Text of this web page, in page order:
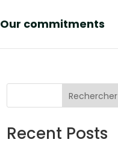
Our commitments
Rechercher
Recent Posts